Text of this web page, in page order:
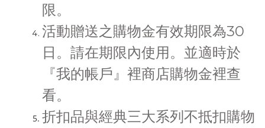
限。
活動贈送之購物金有效期限為30
日。請在期限內使用。並適時於
『我的帳戶』裡商店購物金裡查
看。
折扣品與經典三大系列不抵扣購物